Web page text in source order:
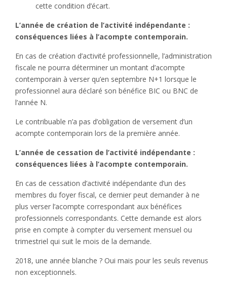
cette condition d’écart.
L’année de création de l’activité indépendante :
conséquences liées à l’acompte contemporain.
En cas de création d’activité professionnelle, l’administration
fiscale ne pourra déterminer un montant d’acompte
contemporain à verser qu’en septembre N+1 lorsque le
professionnel aura déclaré son bénéfice BIC ou BNC de
l’année N.
Le contribuable n’a pas d’obligation de versement d’un
acompte contemporain lors de la première année.
L’année de cessation de l’activité indépendante :
conséquences liées à l’acompte contemporain.
En cas de cessation d’activité indépendante d’un des
membres du foyer fiscal, ce dernier peut demander à ne
plus verser l’acompte correspondant aux bénéfices
professionnels correspondants. Cette demande est alors
prise en compte à compter du versement mensuel ou
trimestriel qui suit le mois de la demande.
2018, une année blanche ? Oui mais pour les seuls revenus
non exceptionnels.